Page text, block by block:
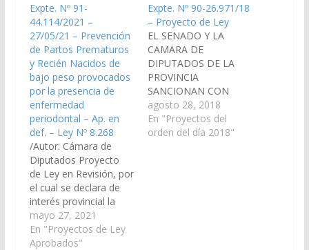
Expte. Nº 91-
44.114/2021 –
27/05/21 – Prevención
de Partos Prematuros
y Recién Nacidos de
bajo peso provocados
por la presencia de
enfermedad
periodontal – Ap. en
def. – Ley Nº 8.268
/Autor: Cámara de
Diputados Proyecto
de Ley en Revisión, por
el cual se declara de
interés provincial la
Prevención de Partos
Prematuros y Recién
Nacidos de bajo peso
mayo 27, 2021
En "Proyectos de Ley
Aprobados"
Expte. Nº 90-26.971/18
– Proyecto de Ley
EL SENADO Y LA
CAMARA DE
DIPUTADOS DE LA
PROVINCIA
SANCIONAN CON
FUERZA DE L E Y Art.
1° - Institúyase la
Consulta Odontológica
agosto 28, 2018
En "Proyectos del
orden del día 2018"